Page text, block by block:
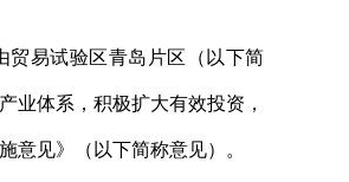
贸易试验区青岛片区（以下简
业体系，积极扩大有效投资，
意见》（以下简称意见）。